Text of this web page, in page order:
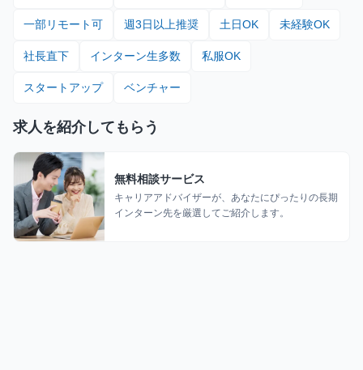
一部リモート可 週3日以上推奨 土日OK 未経験OK
社長直下 インターン生多数 私服OK
スタートアップ ベンチャー
求人を紹介してもらう
無料相談サービス
キャリアアドバイザーが、あなたにぴったりの長期
インターン先を厳選してご紹介します。